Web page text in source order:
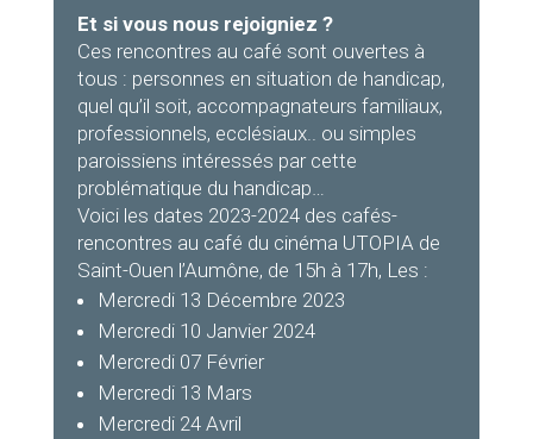
Et si vous nous rejoigniez ?
Ces rencontres au café sont ouvertes à
tous : personnes en situation de handicap,
quel qu’il soit, accompagnateurs familiaux,
professionnels, ecclésiaux.. ou simples
paroissiens intéressés par cette
problématique du handicap…
Voici les dates 2023-2024 des cafés-
rencontres au café du cinéma UTOPIA de
Saint-Ouen l’Aumône, de 15h à 17h, Les :
Mercredi 13 Décembre 2023
Mercredi 10 Janvier 2024
Mercredi 07 Février
Mercredi 13 Mars
Mercredi 24 Avril